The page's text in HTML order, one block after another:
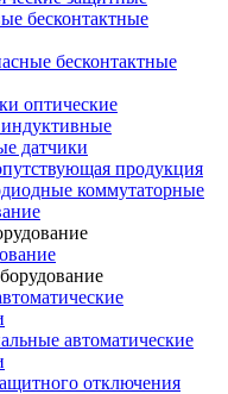
бесконтактные
бесконтактные
оптические
датчики
продукция
коммутаторные
автоматические
отключения